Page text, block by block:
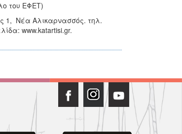
του ΕΦΕΤ)
1, Νέα Αλικαρνασσός. τηλ.
www.katartisi.gr.